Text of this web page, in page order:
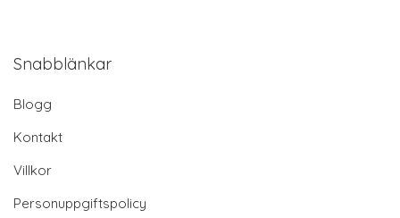
Snabblänkar
Blogg
Kontakt
Villkor
Personuppgiftspolicy